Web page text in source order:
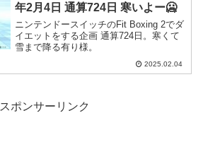
年2月4日 通算724日 寒いよー🥶
ニンテンドースイッチのFit Boxing 2でダ
イエットをする企画 通算724日。寒くて
雪まで降る有り様。
2025.02.04
スポンサーリンク